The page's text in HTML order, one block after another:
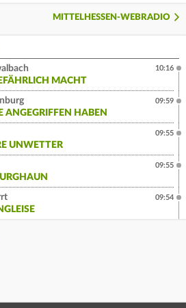
MITTELHESSEN-WEBRADIO
MACHT
10:16
ANGEGRIFFEN HABEN
09:59
UNWETTER
09:55
09:55
09:54